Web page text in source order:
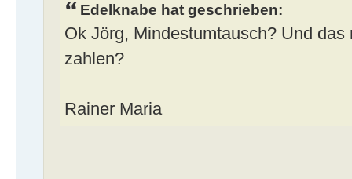
Edelknabe hat geschrieben:
Ok Jörg, Mindestumtausch? Und
zahlen?
Rainer Maria